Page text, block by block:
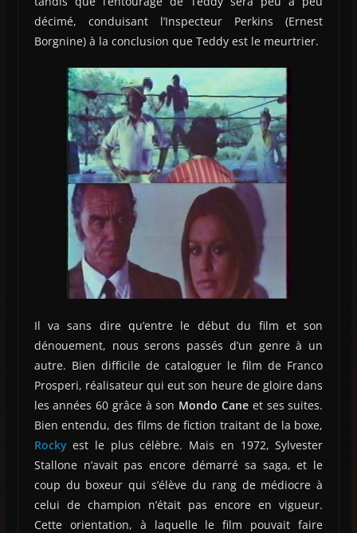
décimé, conduisant l’Inspecteur Perkins (Ernest
Borgnine) à la conclusion que Teddy est le meurtrier.
Il va sans dire qu’entre le début du film et son
dénouement, nous serons passés d’un genre à un
autre. Bien difficile de cataloguer le film de Franco
Prosperi, réalisateur qui eut son heure de gloire dans
les années 60 grâce à son Mondo Cane et ses suites.
Bien entendu, des films de fiction traitant de la boxe,
Rockyest le plus célèbre. Mais en 1972, Sylvester
Stallone n’avait pas encore démarré sa saga, et le
coup du boxeur qui s’élève du rang de médiocre à
celui de champion n’était pas encore en vigueur.
Cette orientation, à laquelle le film pouvait faire